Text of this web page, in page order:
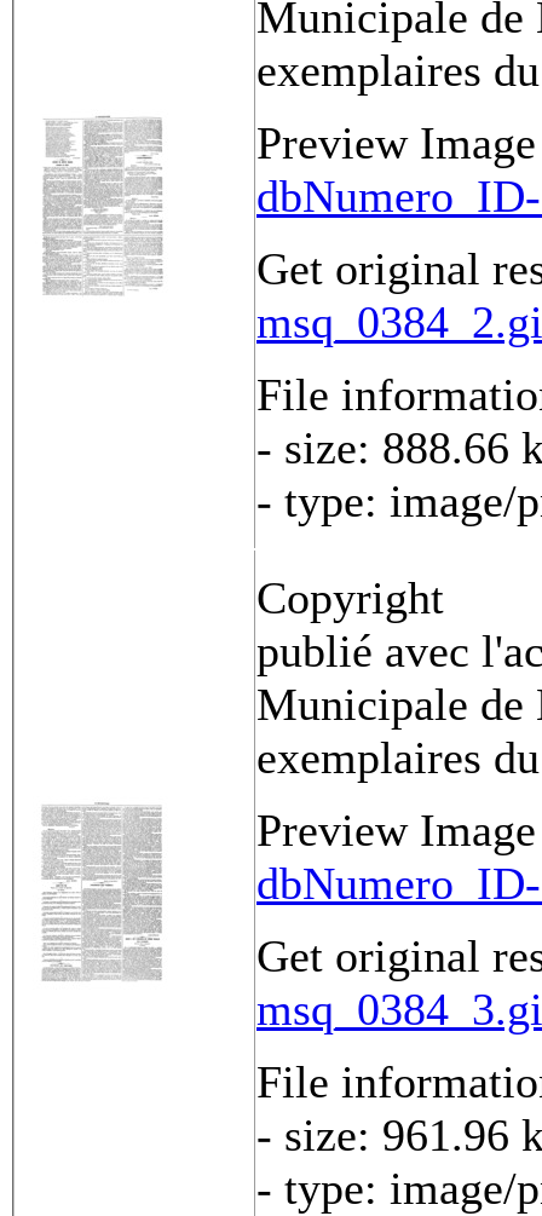
Municipale de
exemplaires
Preview Image
Get original
File
- size: 888.66
- type: image/
Copyright
publié avec
Municipale de
exemplaires
Preview Image
Get original
File
- size: 961.96
- type: image/